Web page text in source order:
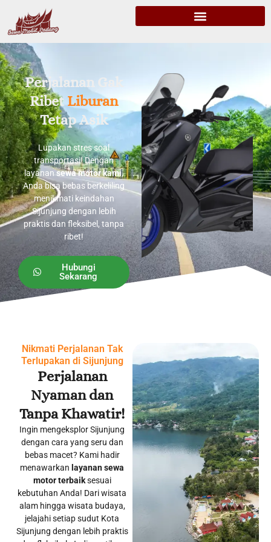
Perjalanan Gak
Ribet Liburan
Tetap Asik
Lupakan stres soal
transportasi! Dengan
layanansewa motor kami,
Anda bisa bebas berkeliling
menikmati keindahan
Sijunjung dengan lebih
praktis dan fleksibel, tanpa
ribet!
Hubungi
Sekarang
Nikmati Perjalanan Tak
Terlupakan di Sijunjung
Perjalanan
Nyaman dan
Tanpa Khawatir!
Ingin mengeksplor Sijunjung
dengan cara yang seru dan
bebas macet? Kami hadir
menawarkan layanan sewa
motor terbaiksesuai
kebutuhan Anda! Dari wisata
alam hingga wisata budaya,
jelajahi setiap sudut Kota
Sijunjung dengan lebih praktis